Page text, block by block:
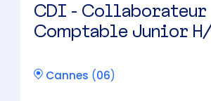
CDI - Collaborateur
Comptable Junior
Cannes (06)